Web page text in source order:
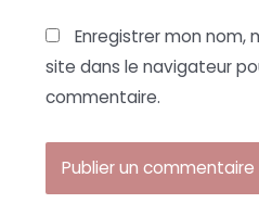
Enregistrer mon nom,
site dans le navigateur
commentaire.